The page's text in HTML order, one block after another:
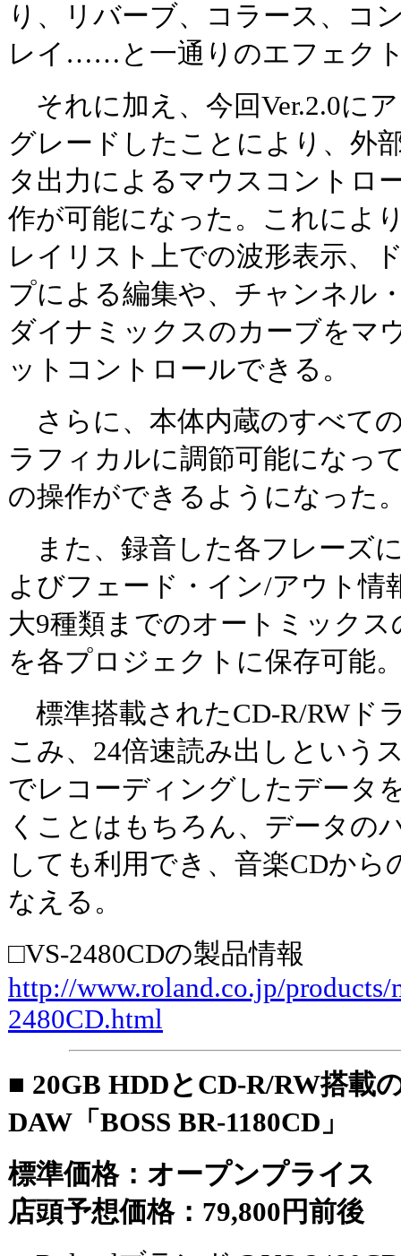
り、リバーブ、コラース、コ
レイ……と一通りのエフェク
それに加え、今回Ver.2.0に
グレードしたことにより、外
タ出力によるマウスコントロ
作が可能になった。これによ
レイリスト上での波形表示、
プによる編集や、チャンネル
ダイナミックスのカーブをマ
ットコントロールできる。
さらに、本体内蔵のすべて
ラフィカルに調節可能になっ
の操作ができるようになった
また、録音した各フレーズ
よびフェード・イン/アウト情
大9種類までのオートミック
を各プロジェクトに保存可能
標準搭載されたCD-R/RWド
こみ、24倍速読み出しという
でレコーディングしたデータ
くことはもちろん、データの
しても利用でき、音楽CDから
なえる。
□VS-2480CDの製品情報
http://www.roland.co.jp/products/
2480CD.html
■ 20GB HDDとCD-R/RW搭載
DAW「BOSS BR-1180CD」
標準価格：オープンプライス
店頭予想価格：79,800円前後